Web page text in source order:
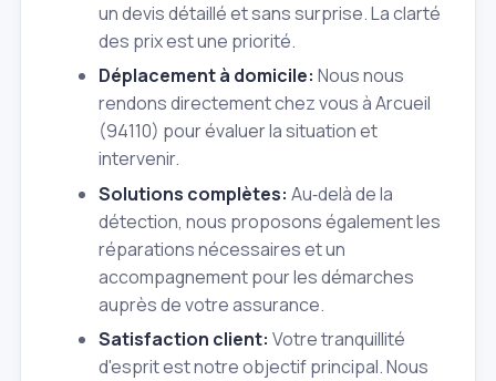
un devis détaillé et sans surprise. La clarté
des prix est une priorité.
Déplacement à domicile: Nous nous
rendons directement chez vous à Arcueil
(94110) pour évaluer la situation et
intervenir.
Solutions complètes: Au‑delà de la
détection, nous proposons également les
réparations nécessaires et un
accompagnement pour les démarches
auprès de votre assurance.
Satisfaction client: Votre tranquillité
d'esprit est notre objectif principal. Nous